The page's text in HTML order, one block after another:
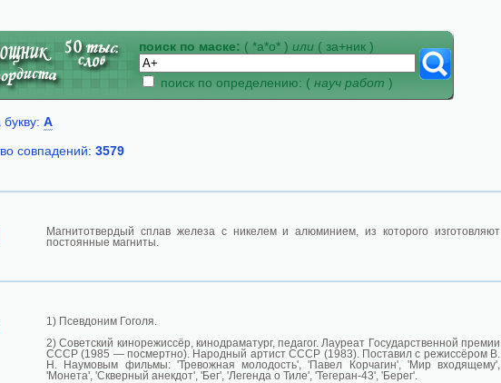
поиск по маске: ( *а*о* ) или ( за+ник )
поиск по определению: ( науч работ )
А
совпадений: 3579
Магнитотвердый сплав железа с никелем и алюминием, из которого изготовляют
постоянные магниты.
1) Псевдоним Гоголя.
2) Советский кинорежиссёр, кинодраматург, педагог. Лауреат Государственной премии
СССР (1985 — посмертно). Народный артист СССР (1983). Поставил с режиссёром В.
Н. Наумовым фильмы: 'Тревожная молодость', 'Павел Корчагин', 'Мир входящему',
'Монета', 'Скверный анекдот', 'Бег', 'Легенда о Тиле', 'Тегеран-43', 'Берег'.